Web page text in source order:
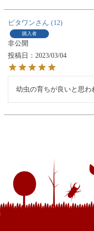
ビタワン 12
購入者
非公開
投稿日
2023/03/04
幼虫の育ちが良いと思